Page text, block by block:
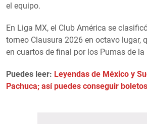
el equipo.
En Liga MX, el Club América se
torneo Clausura 2026 en octavo lugar,
en cuartos de final por los Pumas de la
Puedes leer: Leyendas de México y
Pachuca; así puedes conseguir